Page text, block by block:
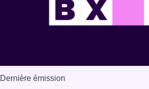
Dernière émission